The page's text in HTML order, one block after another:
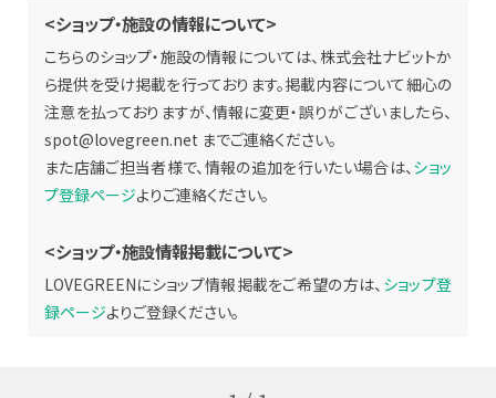
<ショップ・施設の情報について>
こちらのショップ・施設の情報については、株式会社ナビットか
ら提供を受け掲載を行っております。掲載内容について細心の
注意を払っておりますが、情報に変更・誤りがございましたら、
spot@lovegreen.net までご連絡ください。
また店舗ご担当者様で、情報の追加を行いたい場合は、ショッ
プ登録ページよりご連絡ください。
<ショップ・施設情報掲載について>
LOVEGREENにショップ情報掲載をご希望の方は、 ショップ登
録ページよりご登録ください。